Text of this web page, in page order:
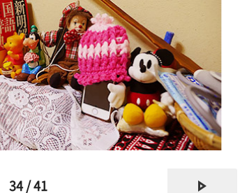
34 / 41